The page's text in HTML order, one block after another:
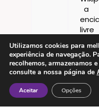
Utilizamos cookies para
experiência de navegação.
recolhemos, armazenamos
consulte a nossa página de
Aceitar Opções